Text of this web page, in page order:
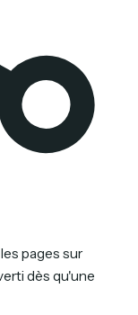
pages sur
dès qu'une